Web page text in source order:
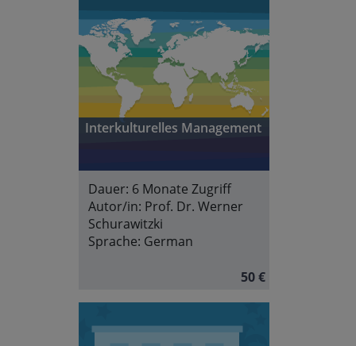
Interkulturelles Management
Dauer: 6 Monate Zugriff
Autor/in: Prof. Dr. Werner
Schurawitzki
Sprache: German
50 €